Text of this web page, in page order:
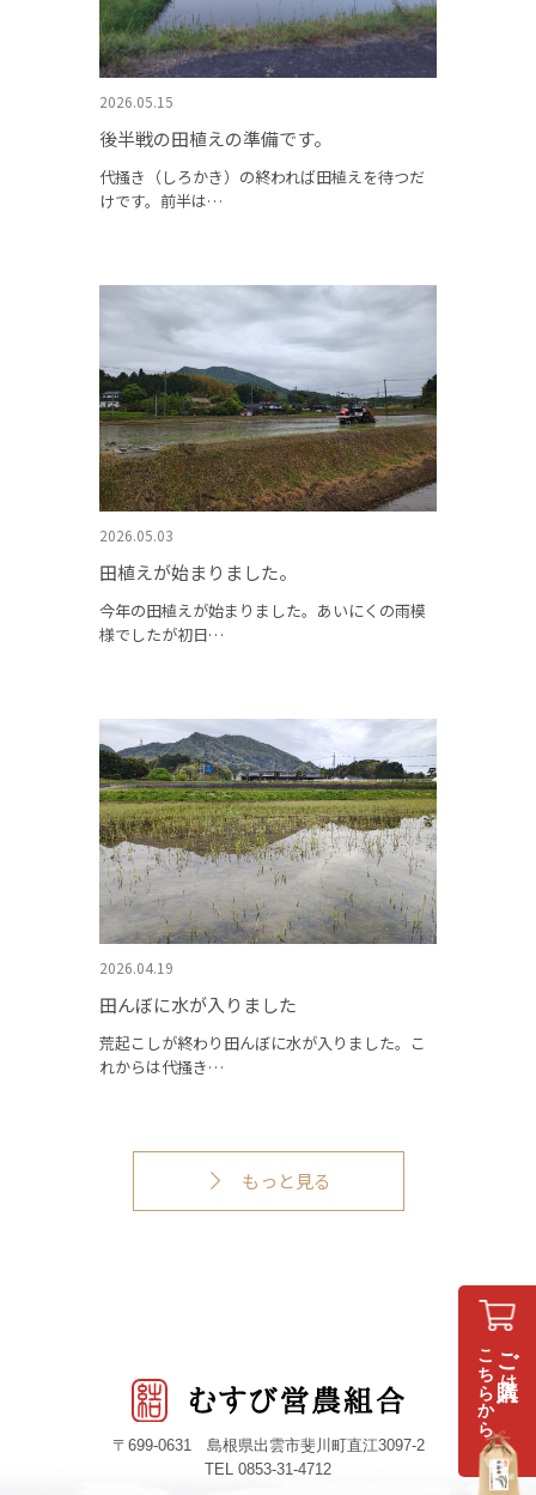
ご購入
は
こちらから
2026.05.15
後半戦の田植えの準備です。
代掻き（しろかき）の終われば田植えを待つだ
けです。前半は…
2026.05.03
田植えが始まりました。
今年の田植えが始まりました。あいにくの雨模
様でしたが初日…
2026.04.19
田んぼに水が入りました
荒起こしが終わり田んぼに水が入りました。こ
れからは代掻き…
もっと見る
〒699-0631 島根県出雲市斐川町直江3097-2
TEL 0853-31-4712